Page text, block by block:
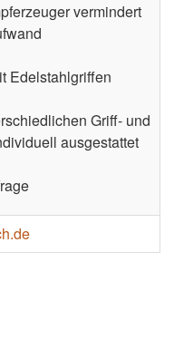
vermindert
Edelstahlgriffen
Griff- und
ausgestattet